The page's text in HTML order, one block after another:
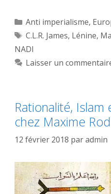
Catégories
Anti imperialisme,
Étiquettes
C.L.R. James, Lénine,
NADI
Laisser un
Rationalité,
chez Maxime
12 février 2018 paradmin